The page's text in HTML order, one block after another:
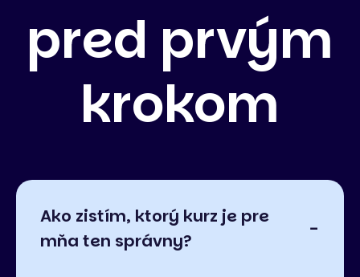
pred prvým
krokom
Ako zistím, ktorý kurz je pre
mňa ten správny?